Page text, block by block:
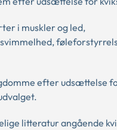
i muskler og led,
efter udsættelse
litteratur angående